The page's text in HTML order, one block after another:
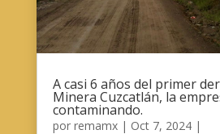
A casi 6 años del primer
Minera Cuzcatlán, la
contaminando.
por remamx| Oct 7, 2024|